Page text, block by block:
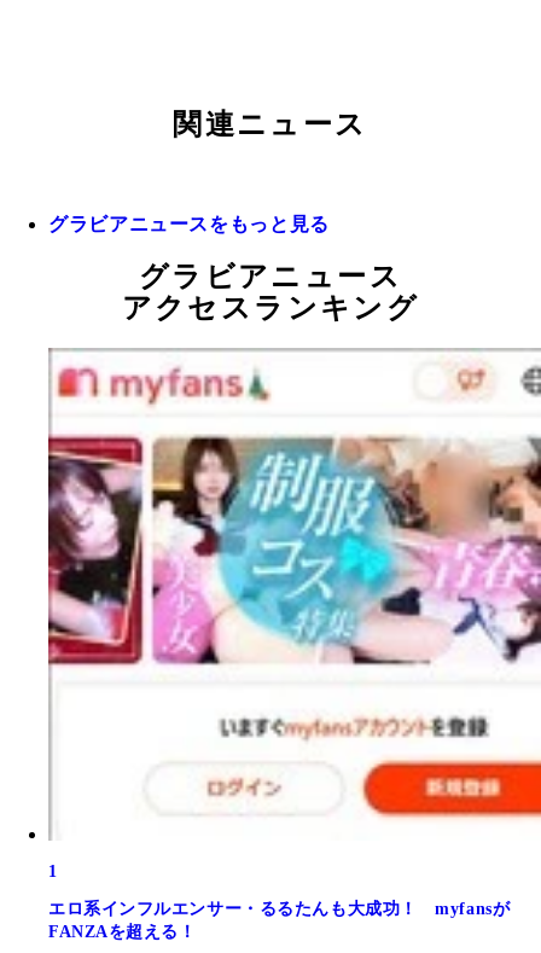
関連ニュース
グラビアニュースをもっと見る
グラビアニュース
アクセスランキング
1
エロ系インフルエンサー・るるたんも大成功！ myfansが
FANZAを超える！